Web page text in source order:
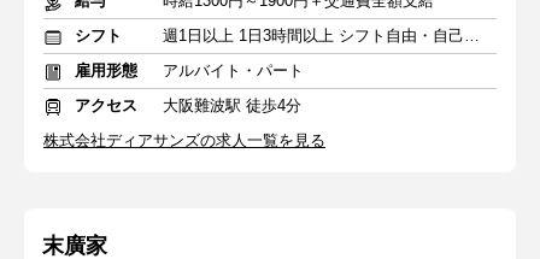
シフト
週1日以上 1日3時間以上 シフト自由・自己申告
雇用形態
アルバイト・パート
アクセス
大阪難波駅 徒歩4分
株式会社ディアサンズの求人一覧を見る
末廣家